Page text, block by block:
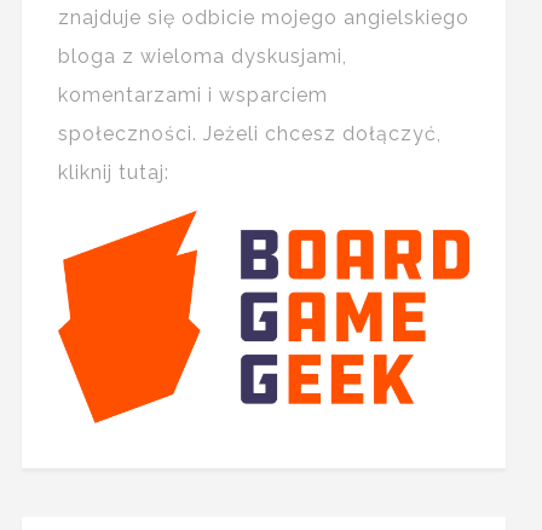
znajduje się odbicie mojego angielskiego
bloga z wieloma dyskusjami,
komentarzami i wsparciem
społeczności. Jeżeli chcesz dołączyć,
kliknij tutaj: